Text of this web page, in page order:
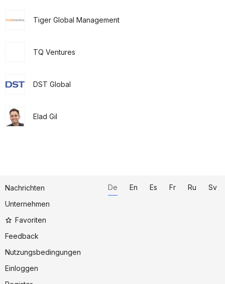
Tiger Global Management
TQ Ventures
DST Global
Elad Gil
Nachrichten
Unternehmen
Favoriten
Feedback
Nutzungsbedingungen
Einloggen
De En Es Fr Ru Sv